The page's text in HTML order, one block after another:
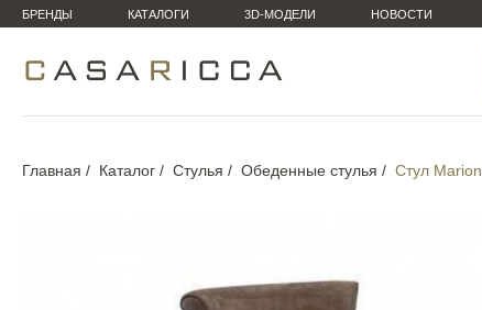
БРЕНДЫ КАТАЛОГИ 3D-МОДЕЛИ НОВОСТИ
Главная Каталог Стулья Обеденные стулья Стул Marion